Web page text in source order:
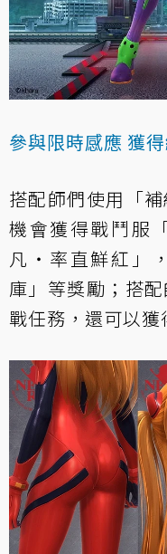
參與限時感應 獲
搭配師們使用「
機會獲得戰鬥服
凡・率直鮮紅」
庫」等獎勵；搭
戰任務，還可以獲